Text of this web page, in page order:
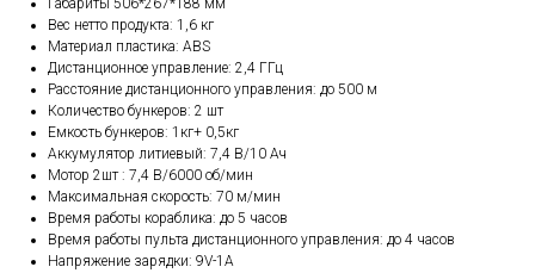
Габариты 506*267*188 мм
Вес нетто продукта: 1,6 кг
Материал пластика: ABS
Дистанционное управление: 2,4 ГГц
Расстояние дистанционного управления: до 500 м
Количество бункеров: 2 шт
Емкость бункеров: 1кг+ 0,5кг
Аккумулятор литиевый: 7,4 В/10 Ач
Мотор 2шт : 7,4 В/6000 об/мин
Максимальная скорость: 70 м/мин
Время работы кораблика: до 5 часов
Время работы пульта дистанционного управления: до 4 часов
Напряжение зарядки: 9V-1A